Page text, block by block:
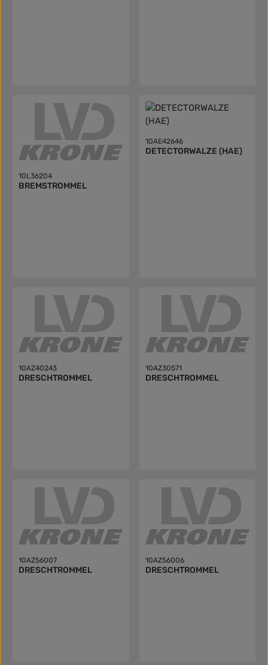
10L36204
BREMSTROMMEL
10AE42646
DETECTORWALZE (HAE)
10AZ40243
DRESCHTROMMEL
10AZ30571
DRESCHTROMMEL
10AZ56007
DRESCHTROMMEL
10AZ56006
DRESCHTROMMEL